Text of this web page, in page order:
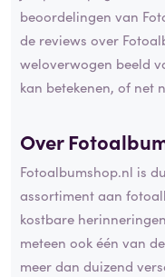
beoordelingen van
de reviews over
weloverwogen beeld
kan betekenen, of net
Over
Fotoalbumshop.nl is
assortiment aan
kostbare
meteen ook één van
meer dan duizend